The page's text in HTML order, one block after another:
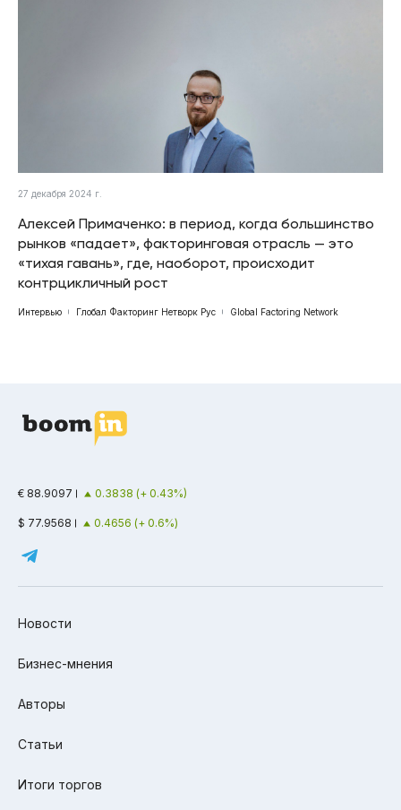
27 декабря 2024 г.
Алексей Примаченко: в период, когда большинство
рынков «падает», факторинговая отрасль — это
«тихая гавань», где, наоборот, происходит
контрцикличный рост
Интервью Глобал Факторинг Нетворк Рус Global Factoring Network
€ 88.9097 0.3838 (+ 0.43%)
$ 77.9568 0.4656 (+ 0.6%)
Новости
Бизнес-мнения
Авторы
Статьи
Итоги торгов